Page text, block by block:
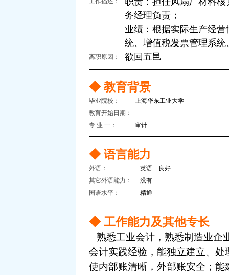
务经理负责；
业绩：根据实际生产经
统、增值税发票管理系
离职原因： 欲回五邑
◆ 教育背景
毕业院校：
上海华东工业大学
教育开始日期：
专 业 一：
审计
◆ 语言能力
外语：
英语 良好
其它外语能力：
没有
国语水平：
精通
◆ 工作能力及其他专长
熟悉工业会计，熟悉制造业企
会计实践经验，能独立建立、
使内部账清晰，外部账安全；